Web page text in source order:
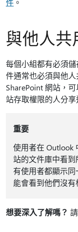
件 。
與他人共
每個小組都有必須
件通常也必須與他
SharePoint 網站，
站存取權限的人分享
重要
使用者在 Outlook
站的文件庫中看
有使用者都顯示
能會看到他們沒有
想要深入了解嗎？